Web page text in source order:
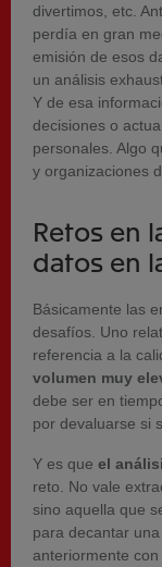
divertimos, etc.
perdía en gran
emisión de esos
un análisis
Y de esa
decisiones o
personales. Algo
y organizaciones
Retos en
datos en
Básicamente las
desafíos. Uno
referencia a la
volumen muy
debe ser en
por devaluarse si
Y es que el
reto. No vale
sino aquella que
para decantar
anteriormente